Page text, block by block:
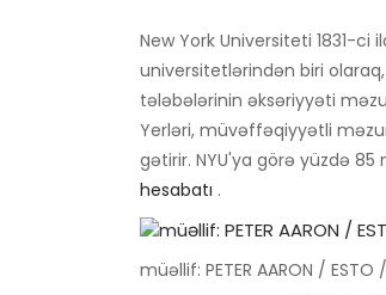
New York Universiteti 1831-
universitetlərindən biri
tələbələrinin əksəriyyəti
Yerləri, müvəffəqiyyətli
gətirir. NYU'ya görə yüzdə
hesabatı .
müəllif: PETER AARON /